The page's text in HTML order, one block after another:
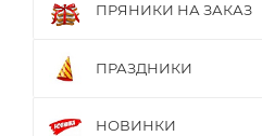
ПРЯНИКИ НА ЗАКАЗ
ПРАЗДНИКИ
НОВИНКИ